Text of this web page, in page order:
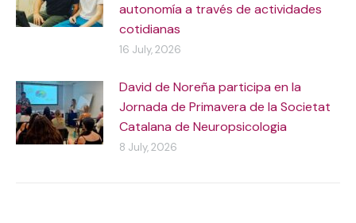
autonomía a través de actividades
cotidianas
16 July, 2026
David de Noreña participa en la
Jornada de Primavera de la Societat
Catalana de Neuropsicologia
8 July, 2026